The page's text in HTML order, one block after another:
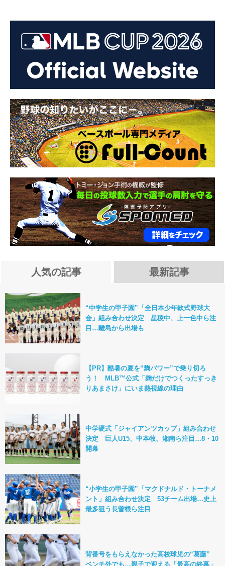
人気の記事 最新記事
“中学生の甲子園”「全日本少年軟式野球大
会」組み合わせ決定 星稜中、上一色中ら注
目…離島から出場も
【PR】酷暑の夏を“麹パワー”で乗り切ろ
う！ MLB™公式「麹だけでつくったすっき
りあまさけ」にいま熱視線の理由
中学硬式「ジャイアンツカップ」組み合わせ
決定 巨人U15、中本牧、湘南ら注目…8・10
開幕
“小学生の甲子園”「マクドナルド・トーナメ
ント」組み合わせ決定 53チーム出場…史上
最多狙う長曽根ら注目
背番号をもらえなかった高校球児の“葛藤”
ベンチ外でも…親子で迎える「最高の終幕」